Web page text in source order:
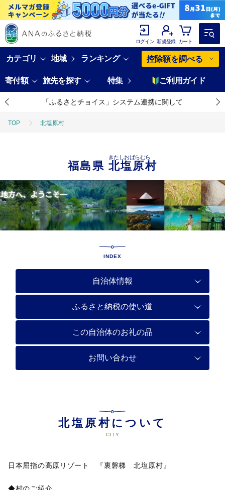
ログイン 新規登録 カート
カテゴリ 地域 ランキング 控除額を調べる
寄付額 旅先を探す 特集 ご利用ガイド
「ふるさとチョイス」システム連携に関して
TOP 北塩原村
福島県 北塩原村
きたしおばらむら
INDEX
自治体情報
ふるさと納税の使い道
この自治体のお礼の品
お問い合わせ
北塩原村について
日本屈指の高原リゾート 『裏磐梯 北塩原村』
◆村のご紹介